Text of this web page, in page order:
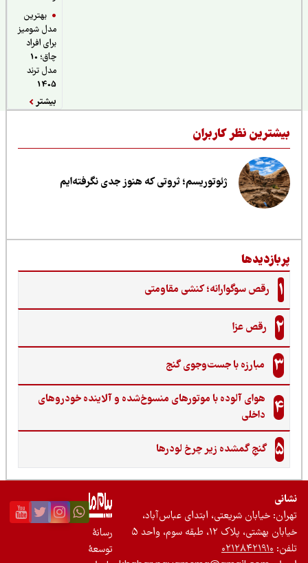
بهترین
مدل شومیز
برای افراد
چاق؛ 10
مدل ترند
نظر کاربران
ژئوتوریسم؛ ثروتی که هنوز جدی نگرفته‌ایم
رقص سوگوارانه؛ کنشی مقاومتی
رقص عزا
مبارزه با جست‌وجوی گنج‌
هوای آلوده با موتورهای منسوخ‌شده و آلاینده خودروهای
داخلی
گنجِ گمشده زیر چرخ لودرها
خیابان شریعتی، ابتدای عباس‌آباد،
بهشتی، پلاک ۱۲، طبقه سوم، واحد ۵
۰۲۱۲۸۴۲۱۹۱۰
رسانۀ
توسعۀ